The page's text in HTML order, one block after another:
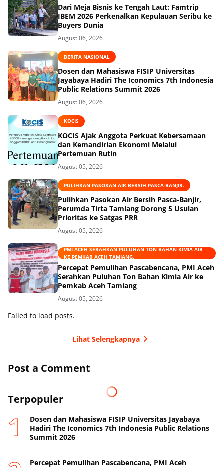
Dari Meja Bisnis ke Tengah Laut: Famtrip
IBEM 2026 Perkenalkan Kepulauan Seribu ke
Buyers Dunia
August 06, 2026
BERITA NASIONAL
Dosen dan Mahasiswa FISIP Universitas
Jayabaya Hadiri The Iconomics 7th Indonesia
Public Relations Summit 2026
August 06, 2026
KOCIS
KOCIS Ajak Anggota Perkuat Kebersamaan
dan Kemandirian Ekonomi Melalui
Pertemuan Rutin
August 05, 2026
PULIHKAN PASOKAN AIR BERSIH PASCA-BANJIR.
Pulihkan Pasokan Air Bersih Pasca-Banjir,
Perumda Tirta Tamiang Dorong 5 Usulan
Prioritas ke Satgas PRR
August 05, 2026
PMI ACEH SERAHKAN PULUHAN TON BAHAN KIMIA AIR
KE PEMKAB ACEH TAMIANG.
Percepat Pemulihan Pascabencana, PMI Aceh
Serahkan Puluhan Ton Bahan Kimia Air ke
Pemkab Aceh Tamiang
August 05, 2026
Failed to load posts.
Lihat Selengkapnya
Post a Comment
Terpopuler
Dosen dan Mahasiswa FISIP Universitas Jayabaya
Hadiri The Iconomics 7th Indonesia Public Relations
Summit 2026
Percepat Pemulihan Pascabencana, PMI Aceh